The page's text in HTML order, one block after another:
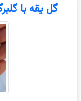
گل یقه با